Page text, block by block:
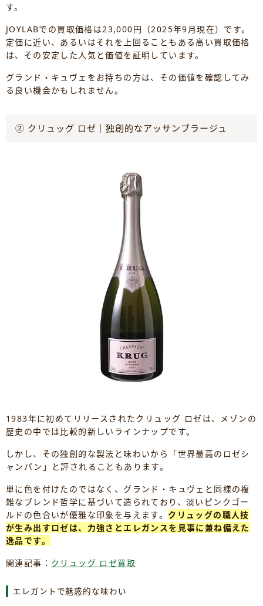
す。
JOYLABでの買取価格は23,000円（2025年9月現在）です。
定価に近い、あるいはそれを上回ることもある高い買取価格
は、その安定した人気と価値を証明しています。
グランド・キュヴェをお持ちの方は、その価値を確認してみ
る良い機会かもしれません。
② クリュッグ ロゼ｜独創的なアッサンブラージュ
1983年に初めてリリースされたクリュッグ ロゼは、メゾンの
歴史の中では比較的新しいラインナップです。
しかし、その独創的な製法と味わいから「世界最高のロゼシ
ャンパン」と評されることもあります。
単に色を付けたのではなく、グランド・キュヴェと同様の複
雑なブレンド哲学に基づいて造られており、淡いピンクゴー
ルドの色合いが優雅な印象を与えます。 クリュッグの職人技
が生み出すロゼは、力強さとエレガンスを見事に兼ね備えた
逸品です。
関連記事： クリュッグ ロゼ買取
エレガントで魅惑的な味わい